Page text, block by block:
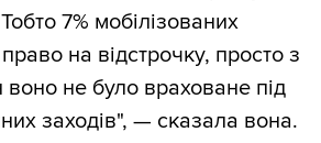
7% мобілізованих
на відстрочку, просто з
воно не було враховане під
заходів", — сказала вона.